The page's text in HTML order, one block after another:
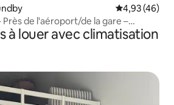
Note
4,93 (46)
de l'aéroport/de la gare –
à louer avec climatisation